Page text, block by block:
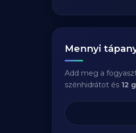
Mennyi
Add meg a
szénhidrátot és 12 g